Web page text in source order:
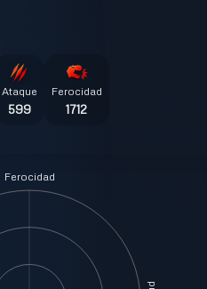
Ataque
599
Ferocidad
1712
Ferocidad